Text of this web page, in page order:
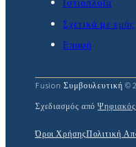
Ιστιοπλοΐα
Σχετικά με εμάς
Επαφή
Fusion Συμβουλευτική ©
Σχεδιασμός από
Όροι ΧρήσηςΠολιτική